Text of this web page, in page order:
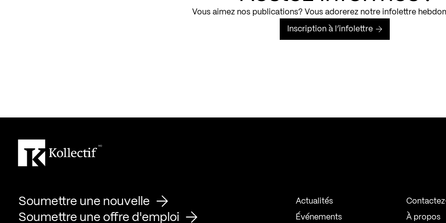
Vous aimez nos publications? Vous adorerez notre infolettre
Inscription à l’infolettre
Soumettre une nouvelle
Soumettre une offre d'emploi
Actualités
Événements À propos